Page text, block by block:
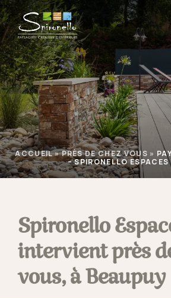
ACCUEIL»PRÈS DE CHEZ VOUS »
– SPIRONELLO ESPACES
Spironello
intervient près
vous, à Beaupuy